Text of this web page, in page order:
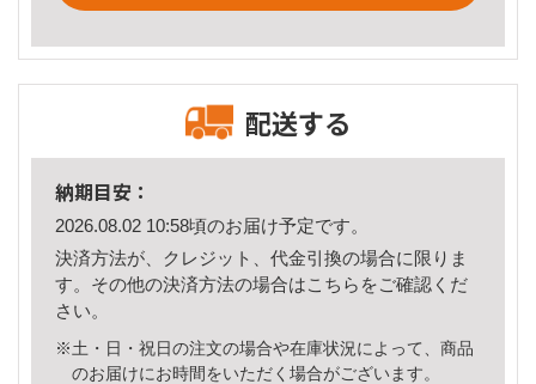
配送する
納期目安：
2026.08.02 10:58頃のお届け予定です。
決済方法が、クレジット、代金引換の場合に限りま
す。その他の決済方法の場合はこちら をご確認くだ
さい。
※土・日・祝日の注文の場合や在庫状況によって、商品
のお届けにお時間をいただく場合がございます。